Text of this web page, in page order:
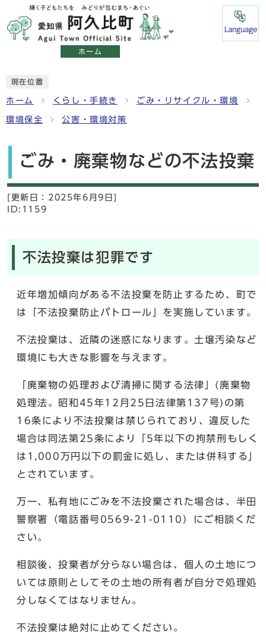
ホーム
Language
現在位置
ホーム くらし・手続き ごみ・リサイクル・環境
環境保全 公害・環境対策
ごみ・廃棄物などの不法投棄
[更新日： 2025年6月9日]
ID:1159
不法投棄は犯罪です
近年増加傾向がある不法投棄を防止するため、町で
は「不法投棄防止パトロール」を実施しています。
不法投棄は、近隣の迷惑になります。土壌汚染など
環境にも大きな影響を与えます。
「廃棄物の処理および清掃に関する法律」(廃棄物
処理法。昭和45年12月25日法律第137号)の第
16条により不法投棄は禁じられており、違反した
場合は同法第25条により「5年以下の拘禁刑もしく
は1,000万円以下の罰金に処し、または併科する」
とされています。
万一、私有地にごみを不法投棄された場合は、半田
警察署（電話番号0569-21-0110）にご相談くだ
さい。
相談後、投棄者が分らない場合は、個人の土地につ
いては原則としてその土地の所有者が自分で処理処
分しなくてはなりません。
不法投棄は絶対に止めてください。